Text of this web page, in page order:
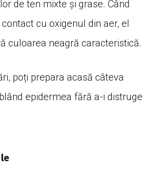
de ten mixte și grase. Când
cu oxigenul din aer, el
culoarea neagră caracteristică.
poți prepara acasă câteva
epidermea fără a-i distruge